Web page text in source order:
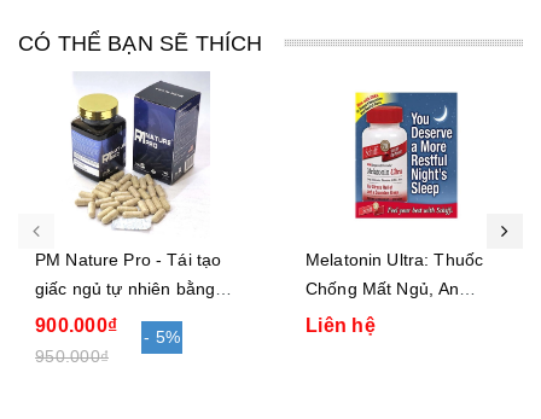
CÓ THỂ BẠN SẼ THÍCH
PM Nature Pro - Tái tạo
giấc ngủ tự nhiên bằng
thảo dược
900.000₫
950.000₫
- 5%
Melatonin Ultra: Thuốc
Chống Mất Ngủ, An
Thần& Chống Lão Hóa
Liên hệ